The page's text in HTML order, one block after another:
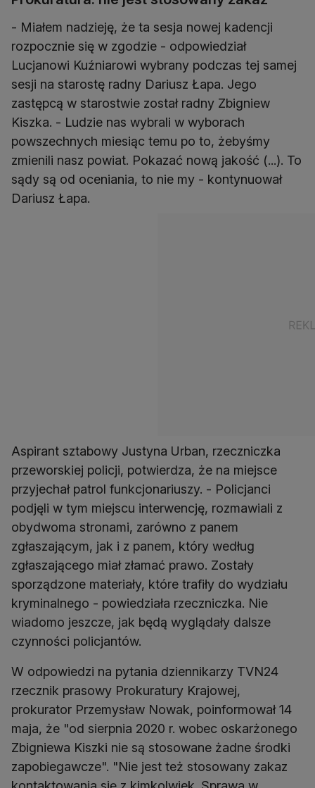
- Miałem nadzieję, że ta sesja nowej kadencji
rozpocznie się w zgodzie - odpowiedział
Lucjanowi Kuźniarowi wybrany podczas tej samej
sesji na starostę radny Dariusz Łapa. Jego
zastępcą w starostwie został radny Zbigniew
Kiszka. - Ludzie nas wybrali w wyborach
powszechnych miesiąc temu po to, żebyśmy
zmienili nasz powiat. Pokazać nową jakość (...). To
sądy są od oceniania, to nie my - kontynuował
Dariusz Łapa.
Aspirant sztabowy Justyna Urban, rzeczniczka
przeworskiej policji, potwierdza, że na miejsce
przyjechał patrol funkcjonariuszy. - Policjanci
podjęli w tym miejscu interwencję, rozmawiali z
obydwoma stronami, zarówno z panem
zgłaszającym, jak i z panem, który według
zgłaszającego miał złamać prawo. Zostały
sporządzone materiały, które trafiły do wydziału
kryminalnego - powiedziała rzeczniczka. Nie
wiadomo jeszcze, jak będą wyglądały dalsze
czynności policjantów.
W odpowiedzi na pytania dziennikarzy TVN24
rzecznik prasowy Prokuratury Krajowej,
prokurator Przemysław Nowak, poinformował 14
maja, że "od sierpnia 2020 r. wobec oskarżonego
Zbigniewa Kiszki nie są stosowane żadne środki
zapobiegawcze". "Nie jest też stosowany zakaz